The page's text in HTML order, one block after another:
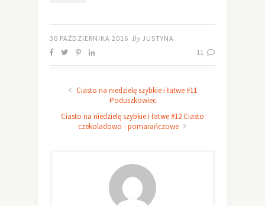
30 PAŹDZIERNIKA 2016 By JUSTYNA
11
Ciasto na niedzielę szybkie i łatwe #11
Poduszkowiec
Ciasto na niedzielę szybkie i łatwe #12 Ciasto
czekoladowo - pomarańczowe